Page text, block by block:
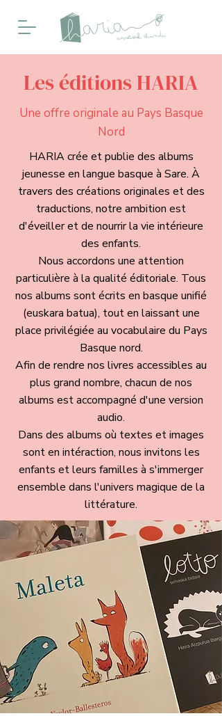
Les éditions HARIA
Une offre originale au Pays Basque
Nord
HARIA crée et publie des albums
jeunesse en langue basque à Sare. À
travers des créations originales et des
traductions, notre ambition est
d'éveiller et de nourrir la vie intérieure
des enfants.
Nous accordons une attention
particulière à la qualité éditoriale. Tous
nos albums sont écrits en basque unifié
(euskara batua), tout en laissant une
place privilégiée au vocabulaire du Pays
Basque nord.
Afin de rendre nos livres accessibles au
plus grand nombre, chacun de nos
albums est accompagné d'une version
audio.
Dans des albums où textes et images
sont en intéraction, nous invitons les
enfants et leurs familles à s'immerger
ensemble dans l'univers magique de la
littérature.